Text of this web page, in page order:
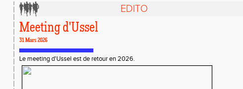
EDITO
Meeting d'Ussel
31 Mars 2026
Le meeting d'Ussel est de retour en 2026.